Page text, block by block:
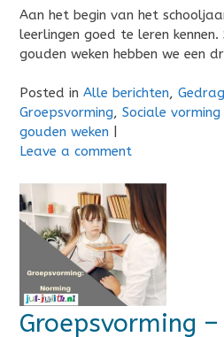
Aan het begin van het
leerlingen goed te leren
gouden weken hebben we een
Posted in Alle berichten,
Groepsvorming, Sociale vorming
gouden weken
Leave a comment
Groepsvorming